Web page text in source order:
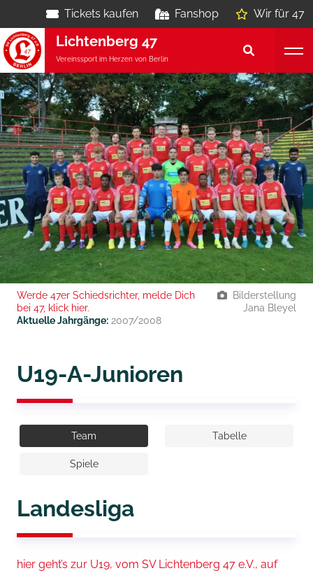
Tickets kaufen Fanshop Wir für 47
Lichtenberg 47
Vereinssport im Herzen von Berlin
Werde 47er Schiedsrichter, melde Dich
bei 47, klick hier.
Aktuelle Jahrgänge: 2007/2008
Bilderstellung
Jana Bleyel
U19-A-Junioren
Team Tabelle
Spiele
Landesliga
hier geht’s zur U19, vom SV Lichtenberg 47 e.V., auf